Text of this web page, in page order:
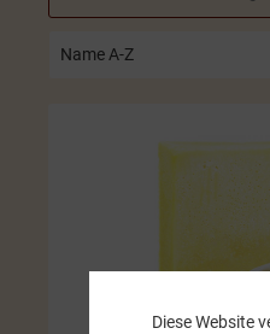
Diese Website